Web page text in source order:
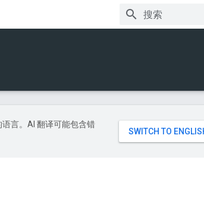
言。AI 翻译可能包含错